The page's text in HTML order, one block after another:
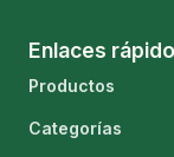
Enlaces
Productos
Categorías